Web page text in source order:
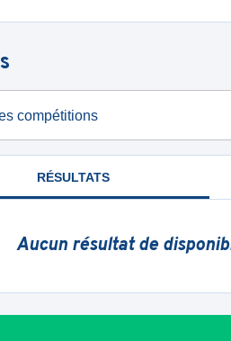
compétitions
RÉSULTATS
Aucun résultat de